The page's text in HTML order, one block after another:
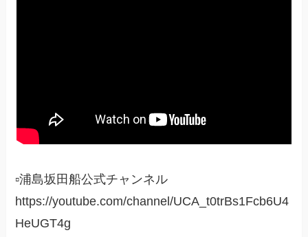
▫浦島坂田船公式チャンネル
https://youtube.com/channel/UCA_t0trBs1Fcb6U4
HeUGT4g